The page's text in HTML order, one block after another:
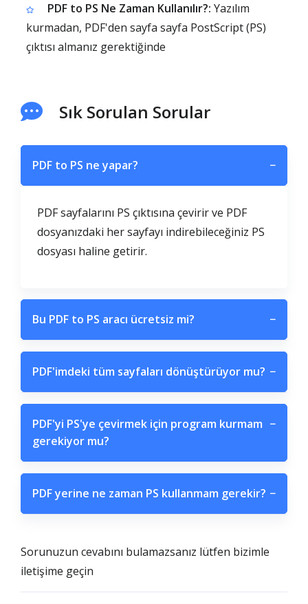
PDF to PS Ne Zaman Kullanılır?: Yazılım
kurmadan, PDF'den sayfa sayfa PostScript (PS)
çıktısı almanız gerektiğinde
Sık Sorulan Sorular
PDF to PS ne yapar? −
PDF sayfalarını PS çıktısına çevirir ve PDF
dosyanızdaki her sayfayı indirebileceğiniz PS
dosyası haline getirir.
Bu PDF to PS aracı ücretsiz mi? −
PDF'imdeki tüm sayfaları dönüştürüyor mu? −
PDF'yi PS'ye çevirmek için program kurmam
gerekiyor mu?
−
PDF yerine ne zaman PS kullanmam gerekir? −
Sorunuzun cevabını bulamazsanız lütfen bizimle
iletişime geçin